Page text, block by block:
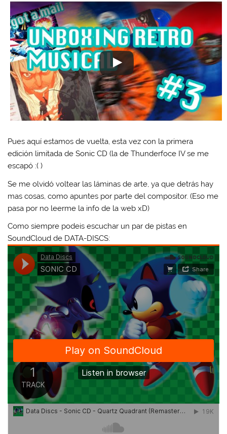
Pues aquí estamos de vuelta, esta vez con la primera
edición limitada de Sonic CD (la de Thunderfoce IV se me
escapó :( )
Se me olvidó voltear las láminas de arte, ya que detrás hay
mas cosas, como apuntes por parte del compositor. (Eso me
pasa por no leerme la info de la web xD)
Como siempre podeis escuchar un par de pistas en
SoundCloud de DATA-DISCS: